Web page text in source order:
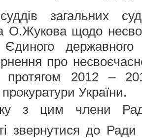
загальних
О.Жукова щодо
державного
про
протягом 2012 –
України.
з цим члени
звернутися до